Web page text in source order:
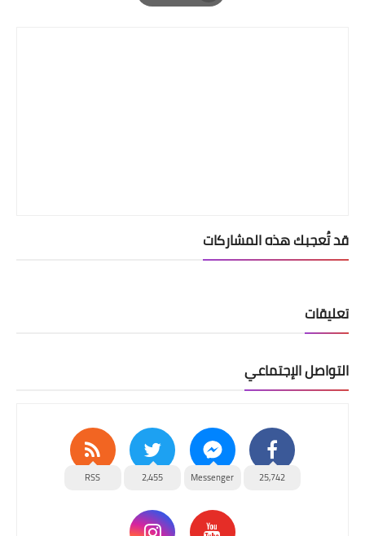
Print
قد تُعجبك هذه المشاركات
تعليقات
التواصل الإجتماعي
25,742
Messenger
2,455
RSS